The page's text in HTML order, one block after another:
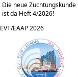
Die neue Züchtungskunde
ist da Heft 4/2026!
EVT/EAAP 2026